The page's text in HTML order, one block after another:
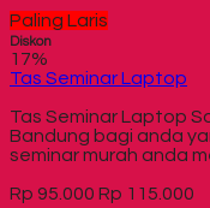
Paling Laris
Diskon
17%
Tas Seminar Laptop
Tas Seminar Laptop
Bandung bagi anda
seminar murah anda
Rp 95.000 Rp 115.000